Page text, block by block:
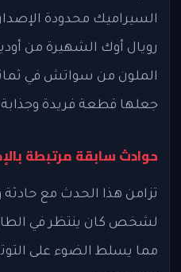
السيراميك محدودة
الملون من سواتش في
جعلها قطعة فريدة
حوادث سابقة مرتبطة
تزامن هذا الحدث مع
لشخص كان ينتظر في
مما يسلط الضوء على